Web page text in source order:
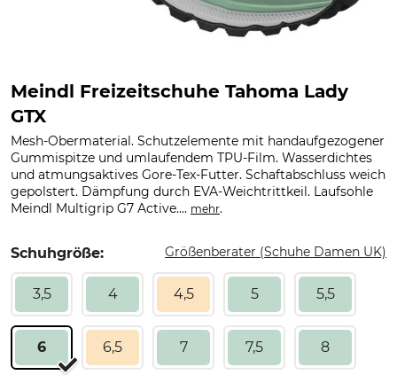
Meindl Freizeitschuhe Tahoma Lady
GTX
Mesh-Obermaterial. Schutzelemente mit handaufgezogener
Gummispitze und umlaufendem TPU-Film. Wasserdichtes
und atmungsaktives Gore-Tex-Futter. Schaftabschluss weich
gepolstert. Dämpfung durch EVA-Weichtrittkeil. Laufsohle
Meindl Multigrip G7 Active.... mehr.
Schuhgröße: Größenberater (Schuhe Damen UK)
3,5 4 4,5 5 5,5
6 6,5 7 7,5 8